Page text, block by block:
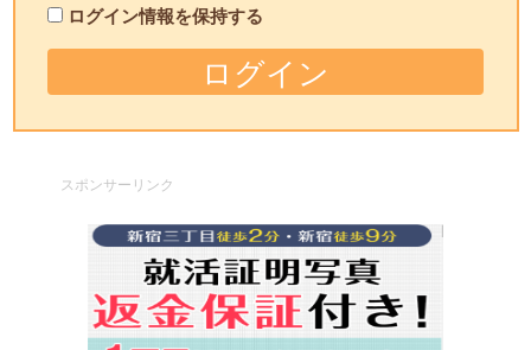
ログイン情報を保持する
スポンサーリンク